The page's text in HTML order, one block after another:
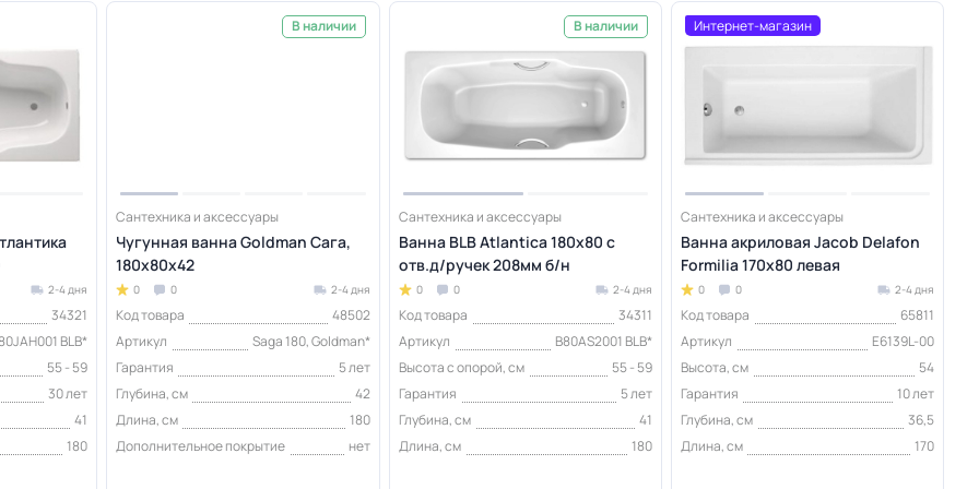
2-4 дня
34321
BLB*
55 - 59
30 лет
41
180
В наличии
Сантехника и аксессуары
Чугунная ванна Goldman Сага,
180х80х42
0 0 2-4 дня
Код товара
48502
Артикул
Saga 180, Goldman*
Гарантия
5 лет
Глубина, см
42
Длина, см
180
Дополнительное покрытие
нет
В наличии
Сантехника и аксессуары
Ванна BLB Atlantica 180х80 с
отв.д/ручек 208мм б/н
0 0 2-4 дня
Код товара
34311
Артикул
B80AS2001 BLB*
Высота с опорой, см
55 - 59
Гарантия
5 лет
Глубина, см
41
Длина, см
180
Интернет-магазин
Сантехника и аксессуары
Ванна акриловая Jacob Delafon
Formilia 170x80 левая
0 0 2-4 дня
Код товара
65811
Артикул
E6139L-00
Высота, см
54
Гарантия
10 лет
Глубина, см
36,5
Длина, см
170